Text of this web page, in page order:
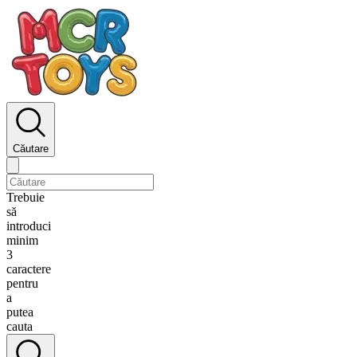
Căutare
Trebuie
să
introduci
minim
3
caractere
pentru
a
putea
cauta